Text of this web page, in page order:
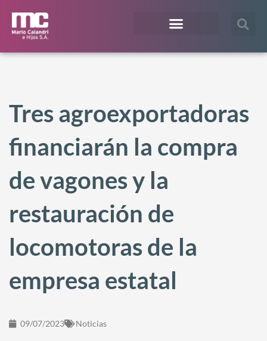
Tres agroexportadoras
financiarán la compra
de vagones y la
restauración de
locomotoras de la
empresa estatal
09/07/2023 Noticias